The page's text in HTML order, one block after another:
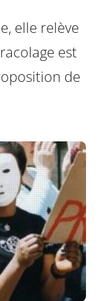
elle relève
est
de